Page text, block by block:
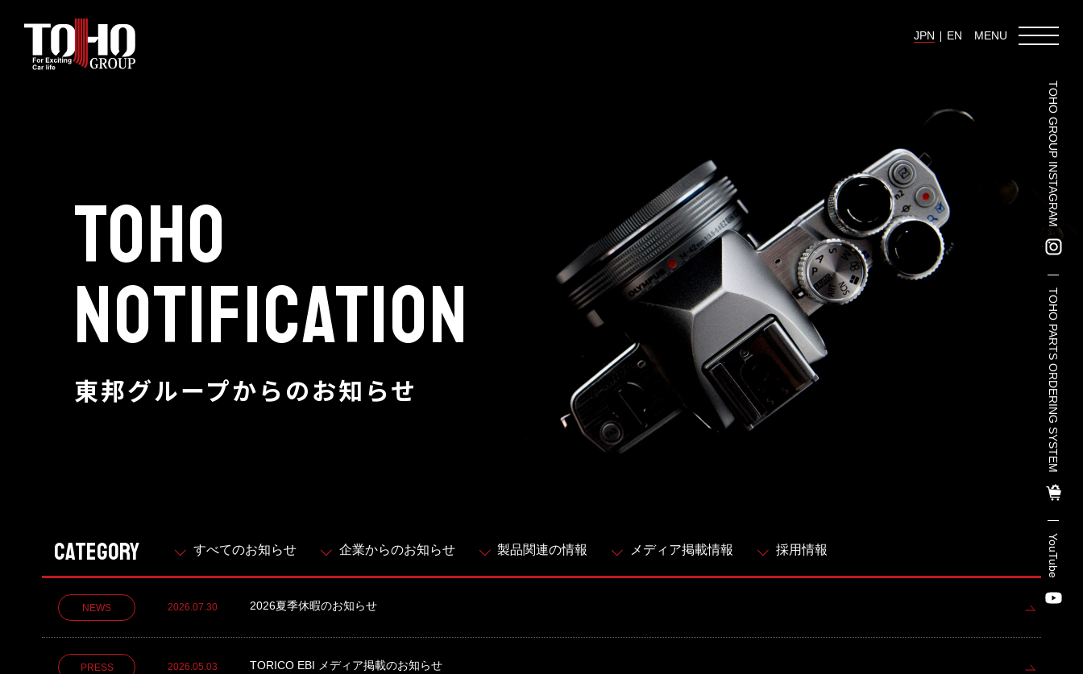
JPN EN MENU
ホーム
DX事業
株式会社 東邦アウトフロイデ
株式会社 ワールドパーツ
株式会社 ソナティック
東邦グループの採用情報
東邦グループからのお知らせ
東邦コラム
お問い合わせ
TOHO PARTS ORDERING SYSTE
YouTube
TOHO GROUP INSTAGRAM
TOHO PARTS ORDERING SYSTEM
YouTube
TOHO
NOTIFICATION
東邦グループからのお知らせ
CATEGORY すべてのお知らせ 企業からのお知らせ 製品関連の情報 メディア掲載情報 採用情報
NEWS 2026.07.30 2026夏季休暇のお知らせ
PRESS 2026.05.03 TORICO EBI メディア掲載のお知らせ